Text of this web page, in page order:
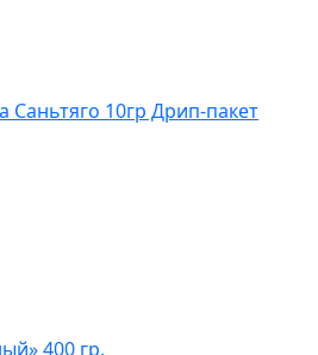
Саньтяго 10гр Дрип-пакет